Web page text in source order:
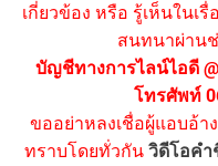
เกี่ยวข้อง หรือ รู้เห็นในเ
สนทนาผ่าน
บัญชีทางการไลน์ไอดี
โทรศัพท์
ขออย่าหลงเชื่อผู้แอบอ้า
ทราบโดยทั่วกัน วิดีโอคำ